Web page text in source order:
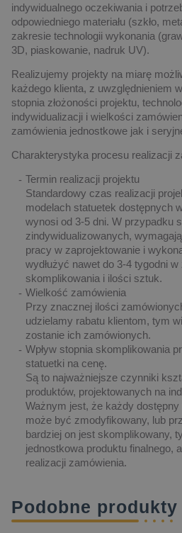
indywidualnego oczekiwania i
odpowiedniego materiału (szkło,
zakresie technologii wykonania
3D, piaskowanie, nadruk UV).
Realizujemy projekty na miarę
każdego klienta, z uwzględnieniem
stopnia złożoności projektu,
indywidualizacji i wielkości
zamówienia jednostkowe jak i
Charakterystyka procesu realizacji
Termin realizacji projektu
Standardowy czas realizacji
modelach statuetek dostępnych
wynosi od 3-5 dni. W przypadku
zindywidualizowanych,
pracy w zaprojektowanie i
wydłużyć nawet do 3-4 tygodni
skomplikowania i ilości sztuk.
Wielkość zamówienia
Przy znacznej ilości
udzielamy rabatu klientom, tym
zostanie ich zamówionych.
Wpływ stopnia skomplikowania
statuetki na cenę.
Są to najważniejsze czynniki
produktów, projektowanych na
Ważnym jest, że każdy
może być zmodyfikowany, lub
bardziej on jest skomplikowany,
jednostkowa produktu finalnego,
realizacji zamówienia.
Podobne produkty